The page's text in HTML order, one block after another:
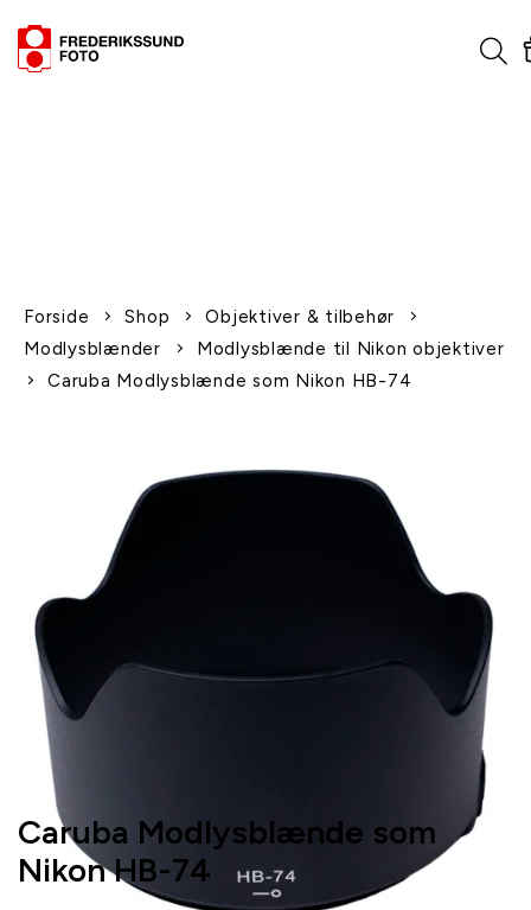
Forside Shop
Objektiver & tilbehør
Modlysblænder
Modlysblænde til Nikon objektiver
Caruba Modlysblænde som Nikon HB-74
Caruba Modlysblænde som
Nikon HB-74